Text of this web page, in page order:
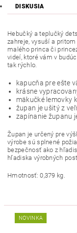
DISKUSIA
Hebučký a teplučký
zahreje, vysuší a
malého princa či
videí, ktoré vám v
tak rýchlo.
kapucňa pre ešte
krásne
mäkučké lemovky
župan je ušitý z
zapínanie županu
Župan je určený pre
výrobe sú splnené
bezpečnosť ako z
hľadiska výrobných
Hmotnosť: 0,379 kg.
NOVINKA